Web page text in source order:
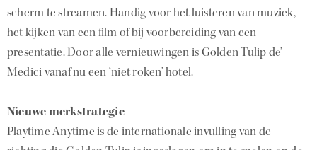
scherm te streamen. Handig voor het luisteren van muziek,
het kijken van een film of bij voorbereiding van een
presentatie. Door alle vernieuwingen is Golden Tulip de’
Medici vanaf nu een ‘niet roken’ hotel.
Nieuwe merkstrategie
Playtime Anytime is de internationale invulling van de